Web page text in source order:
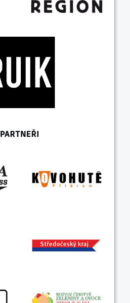
PARTNEŘI